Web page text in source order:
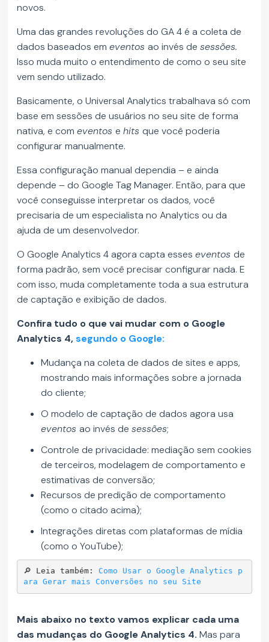
novos.
Uma das grandes revoluções do GA 4 é a coleta de
dados baseados emeventosao invés desessões.
Isso muda muito o entendimento de como o seu site
vem sendo utilizado.
Basicamente, o Universal Analytics trabalhava só com
base em sessões de usuários no seu site de forma
nativa, e comeventosehitsque você poderia
configurar manualmente.
Essa configuração manual dependia – e ainda
depende – do Google Tag Manager. Então, para que
você conseguisse interpretar os dados, você
precisaria de um especialista no Analytics ou da
ajuda de um desenvolvedor.
O Google Analytics 4 agora capta esseseventosde
forma padrão, sem você precisar configurar nada. E
com isso, muda completamente toda a sua estrutura
de captação e exibição de dados.
Confira tudo o que vai mudar com o Google
Analytics 4,segundo o Google:
Mudança na coleta de dados de sites e apps,
mostrando mais informações sobre a jornada
do cliente;
O modelo de captação de dados agora usa
eventosao invés desessões;
Controle de privacidade: mediação sem cookies
de terceiros, modelagem de comportamento e
estimativas de conversão;
Recursos de predição de comportamento
(como o citado acima);
Integrações diretas com plataformas de mídia
(como o YouTube);
🔎 Leia também: Como Usar o Google Analytics p
ara Gerar mais Conversões no seu Site
Mais abaixo no texto vamos explicar cada uma
das mudanças do Google Analytics 4.Mas para